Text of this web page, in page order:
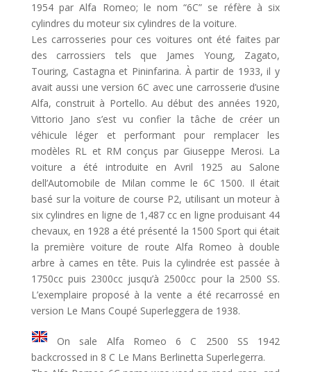
1954 par Alfa Romeo; le nom “6C” se réfère à six
cylindres du moteur six cylindres de la voiture.
Les carrosseries pour ces voitures ont été faites par
des carrossiers tels que James Young, Zagato,
Touring, Castagna et Pininfarina. À partir de 1933, il y
avait aussi une version 6C avec une carrosserie d’usine
Alfa, construit à Portello. Au début des années 1920,
Vittorio Jano s’est vu confier la tâche de créer un
véhicule léger et performant pour remplacer les
modèles RL et RM conçus par Giuseppe Merosi. La
voiture a été introduite en Avril 1925 au Salone
dell’Automobile de Milan comme le 6C 1500. Il était
basé sur la voiture de course P2, utilisant un moteur à
six cylindres en ligne de 1,487 cc en ligne produisant 44
chevaux, en 1928 a été présenté la 1500 Sport qui était
la première voiture de route Alfa Romeo à double
arbre à cames en tête. Puis la cylindrée est passée à
1750cc puis 2300cc jusqu’à 2500cc pour la 2500 SS.
L’exemplaire proposé à la vente a été recarrossé en
version Le Mans Coupé Superleggera de 1938.
On sale Alfa Romeo 6 C 2500 SS 1942
backcrossed in 8 C Le Mans Berlinetta Superlegerra.